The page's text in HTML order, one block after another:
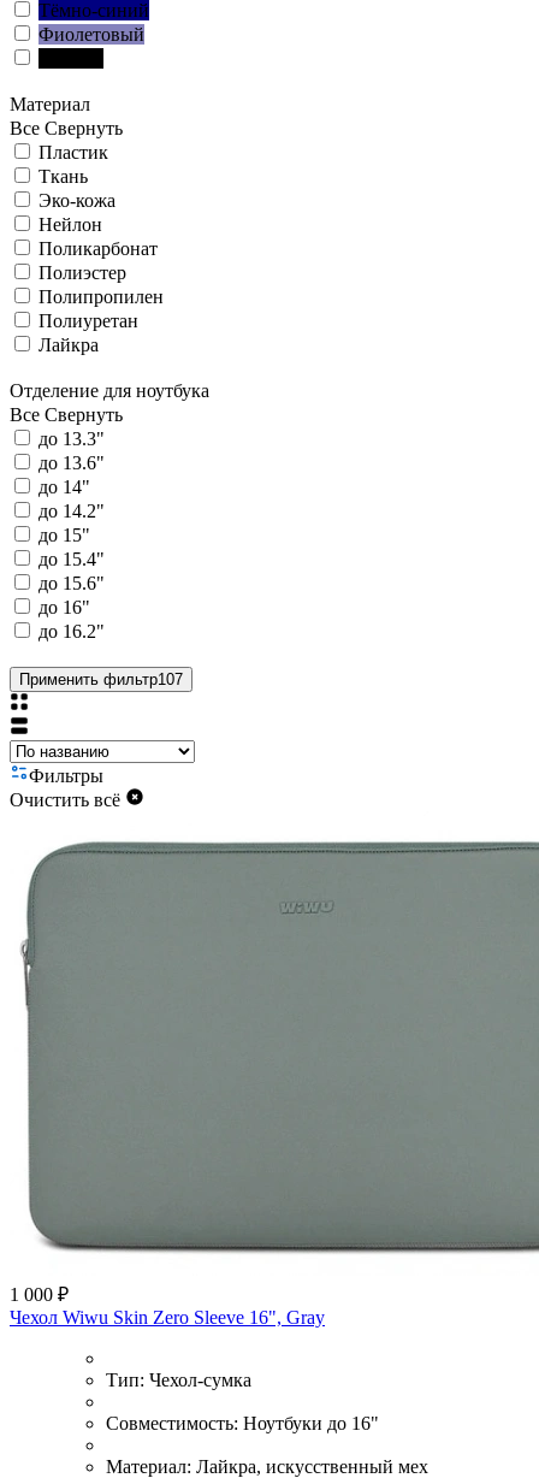
Тёмно-синий
Фиолетовый
Материал
Все Свернуть
Пластик
Ткань
Эко-кожа
Нейлон
Поликарбонат
Полиэстер
Полипропилен
Полиуретан
Лайкра
Отделение для ноутбука
Все Свернуть
до 13.3"
до 13.6"
до 14"
до 14.2"
до 15"
до 15.4"
до 15.6"
до 16"
до 16.2"
Применить фильтр107
Фильтры
Очистить всё
1 000 ₽
Чехол Wiwu Skin Zero Sleeve 16", Gray
Тип: Чехол-сумка
Совместимость: Ноутбуки до 16"
Материал: Лайкра, искусственный мех